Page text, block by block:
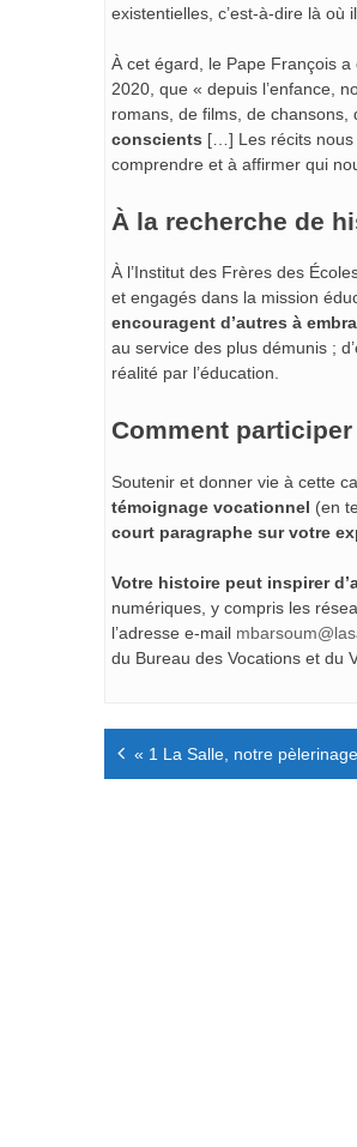
existentielles, c’est-à-dire là où
À cet égard, le Pape François
2020, que « depuis l’enfance,
romans, de films, de chansons,
conscients […] Les récits nous
comprendre et à affirmer qui
À la recherche de
À l’Institut des Frères des
et engagés dans la mission
encouragent d’autres à
au service des plus démunis ;
réalité par l’éducation.
Comment participer
Soutenir et donner vie à cette
témoignage vocationnel (en
court paragraphe sur votre
Votre histoire peut inspirer
numériques, y compris les
l’adresse e-mail
du Bureau des Vocations et du
Navigation
de
« 1 La Salle, notre